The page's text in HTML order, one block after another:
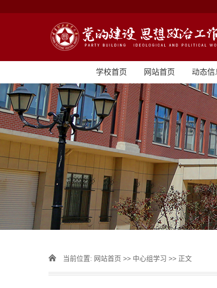
学校首页 网站首页 动态信
当前位置: 网站首页 >> 中心组学习 >> 正文